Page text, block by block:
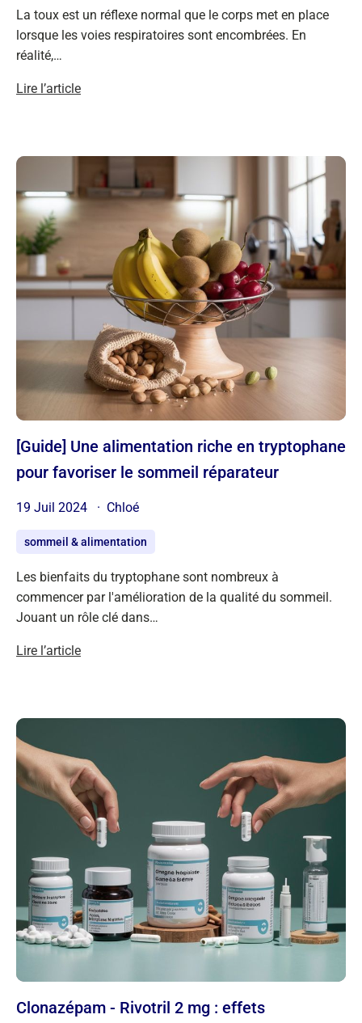
La toux est un réflexe normal que le corps met en place
lorsque les voies respiratoires sont encombrées. En
réalité,…
Lire l’article
[Guide] Une alimentation riche en tryptophane
pour favoriser le sommeil réparateur
19 Juil 2024 Chloé
sommeil & alimentation
Les bienfaits du tryptophane sont nombreux à
commencer par l'amélioration de la qualité du sommeil.
Jouant un rôle clé dans…
Lire l’article
Clonazépam - Rivotril 2 mg : effets